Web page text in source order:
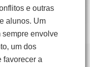
e outras
alunos. Um
sempre envolve
um dos
favorecer a